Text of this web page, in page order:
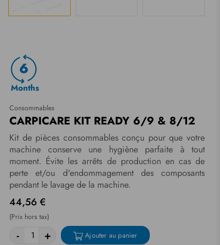
6
Months
Consommables
CARPICARE KIT READY 6/9 & 8/12
Kit de pièces consommables conçu pour que votre
machine conserve une hygiène parfaite à tout
moment. Évite les arrêts de production en cas de
perte et/ou d'endommagement des composants
pendant le lavage de la machine.
44,56 €
(Prix hors tax)
- + Ajouter au panier